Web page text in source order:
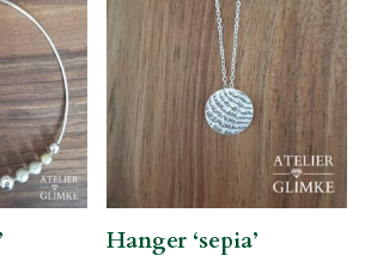
Hanger ‘sepia’